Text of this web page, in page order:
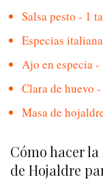
Salsa pesto - 1
Especias
Ajo en especia -
Clara de huevo
Masa de
Cómo hacer la
de Hojaldre